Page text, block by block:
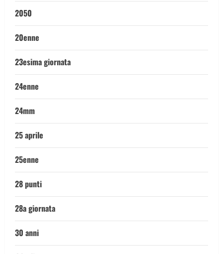
2050
20enne
23esima giornata
24enne
24mm
25 aprile
25enne
28 punti
28a giornata
30 anni